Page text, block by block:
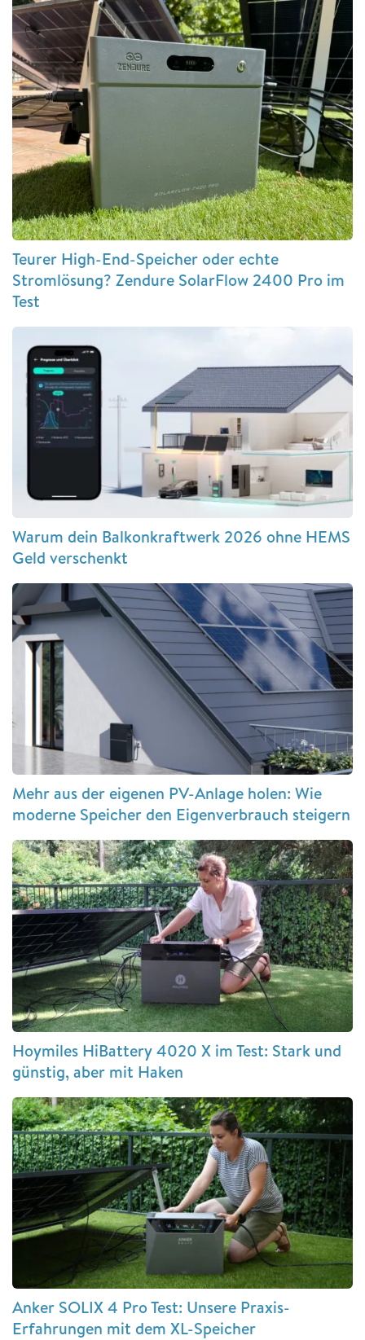
Teurer High-End-Speicher oder echte
Stromlösung? Zendure SolarFlow 2400 Pro im
Test
Warum dein Balkonkraftwerk 2026 ohne HEMS
Geld verschenkt
Mehr aus der eigenen PV-Anlage holen: Wie
moderne Speicher den Eigenverbrauch steigern
Hoymiles HiBattery 4020 X im Test: Stark und
günstig, aber mit Haken
Anker SOLIX 4 Pro Test: Unsere Praxis-
Erfahrungen mit dem XL-Speicher